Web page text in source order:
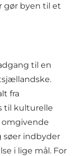
gør byen til et
til en
fra
til kulturelle
omgivende
søer indbyder
i lige mål. For